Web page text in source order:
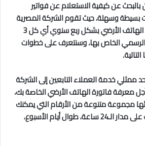
بالبحث عن كيفية الاستعلام عن فواتير
بسيطة وسهلة، حيث تقوم الشركة المصرية
للاتصالات بإصدار فاتورة الهاتف الأرضي بشكل ربع سنوي أي كل 3
الخاص بها، وسنتعرف على خطوات
ممثلي خدمة العملاء التابعين إلى الشركة
معرفة فاتورة الهاتف الأرضي الخاصة بك،
مجموعة متنوعة من الأرقام التي يمكنك
الاتصال بها في أي وقت على مدار الـ24 ساعة، طوال أيام الأسبوع،